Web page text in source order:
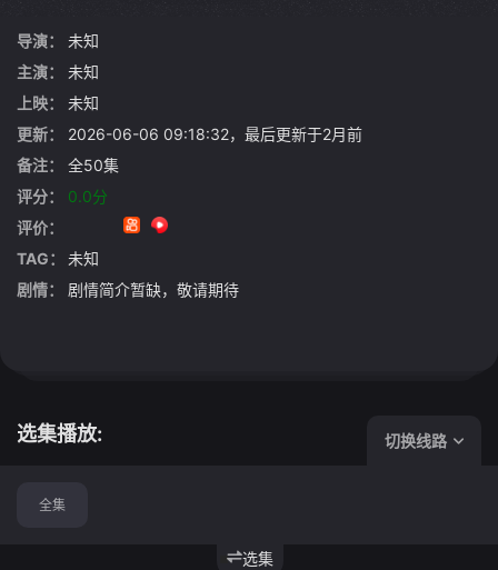
导演：
未知
主演：
未知
上映：
未知
更新：
2026-06-06 09:18:32，最后更新于2月前
备注：
全50集
评分：
0.0分
评价：
TAG：
未知
剧情：
剧情简介暂缺，敬请期待
选集播放: 切换线路
选集
全集